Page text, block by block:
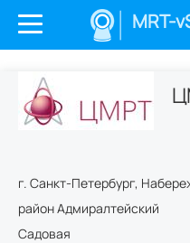
MRT-
г. Санкт-Петербург,
район Адмиралтейский
Садовая